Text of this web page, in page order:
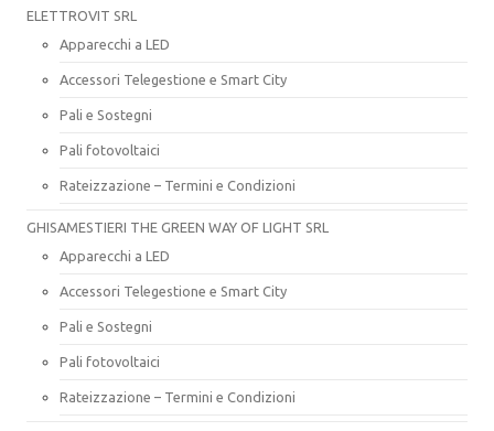
ELETTROVIT SRL
Apparecchi a LED
Accessori Telegestione e Smart City
Pali e Sostegni
Pali fotovoltaici
Rateizzazione – Termini e Condizioni
GHISAMESTIERI THE GREEN WAY OF LIGHT SRL
Apparecchi a LED
Accessori Telegestione e Smart City
Pali e Sostegni
Pali fotovoltaici
Rateizzazione – Termini e Condizioni